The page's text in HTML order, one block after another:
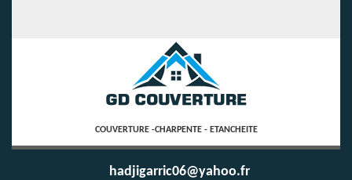
COUVERTURE -CHARPENTE - ETANCHEITE
hadjigarric06@yahoo.fr